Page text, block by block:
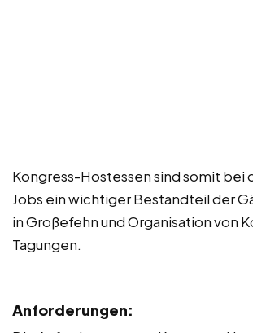
Kongress-Hostessen sind somit bei
Jobs ein wichtiger Bestandteil der
in Großefehn und Organisation von
Tagungen.
Anforderungen: